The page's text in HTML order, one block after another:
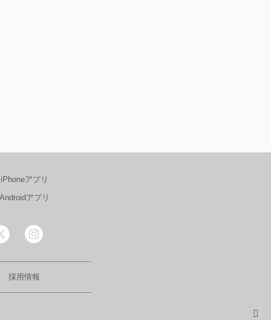
iPhoneアプリ
Androidアプリ
採用情報